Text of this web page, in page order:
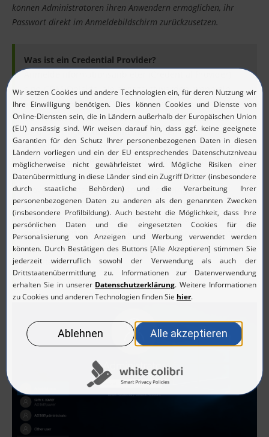
können Administratoren ihren Anwendern ermöglichen, ihr
Passwort direkt im Anmeldebildschirm zurückzusetzen.
Was ist ein Credential Provider?
sind COM-Objekte, die angezeigt werden, wenn ein
Sicherheitsaufruf (Secure Attention Sequence, SAS) mit
der Tastenkombination „Strg + Alt + Entf“ gestartet
wird. Sie fragen Informationen zu den
Anmeldeinformationen (Credentials) eines Benutzers
ab und übergeben diese zur Authentifizierung an den
LSA-Server (Local Security Authority). Credential
Provider wurden mit Windows Vista eingeführt und
sind seitdem fester Bestandteil aller Windows-
Versionen. Credential Provider von Drittanbietern (wie
der CP-Agent von ADSelfService Plus) können ebenfalls
mit den von Microsoft zur Verfügung gestellten CPs
arbeiten.